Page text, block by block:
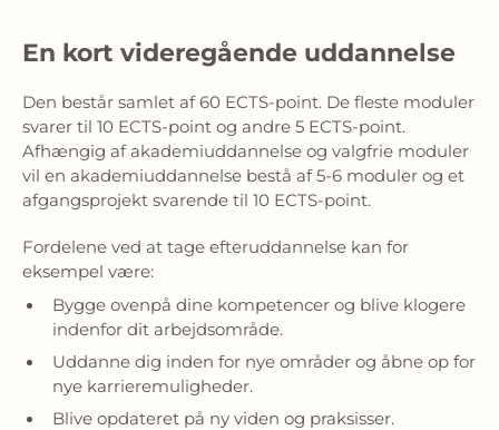
En kort videregående uddannelse
Den består samlet af 60 ECTS-point. De fleste moduler
svarer til 10 ECTS-point og andre 5 ECTS-point.
Afhængig af akademiuddannelse og valgfrie moduler
vil en akademiuddannelse bestå af 5-6 moduler og et
afgangsprojekt svarende til 10 ECTS-point.
Fordelene ved at tage efteruddannelse kan for
eksempel være:
Bygge ovenpå dine kompetencer og blive klogere
indenfor dit arbejdsområde.
Uddanne dig inden for nye områder og åbne op for
nye karrieremuligheder.
Blive opdateret på ny viden og praksisser.